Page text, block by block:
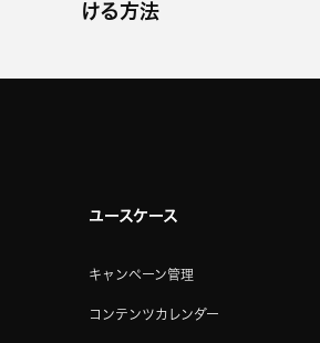
ける方法
ユースケース
キャンペーン管理
コンテンツカレンダー